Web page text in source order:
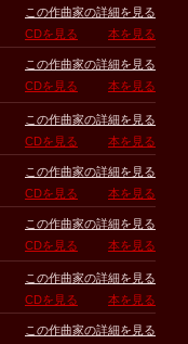
この作曲家の詳細を見る
CDを見る
本を見る
この作曲家の詳細を見る
CDを見る
本を見る
この作曲家の詳細を見る
CDを見る
本を見る
この作曲家の詳細を見る
CDを見る
本を見る
この作曲家の詳細を見る
CDを見る
本を見る
この作曲家の詳細を見る
CDを見る
本を見る
この作曲家の詳細を見る